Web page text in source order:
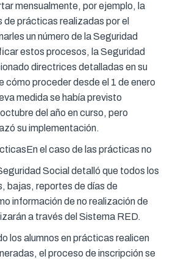
mensualmente, por ejemplo, la
de prácticas realizadas por el
un número de la Seguridad
estos procesos, la Seguridad
directrices detalladas en su
cómo proceder desde el 1 de enero
medida se había previsto
del año en curso, pero
su implementación.
En el caso de las prácticas no
Social detalló que todos los
bajas, reportes de días de
información de no realización de
a través del Sistema RED.
los alumnos en prácticas realicen
el proceso de inscripción se